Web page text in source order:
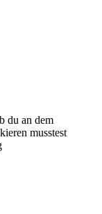
du an dem
musstest